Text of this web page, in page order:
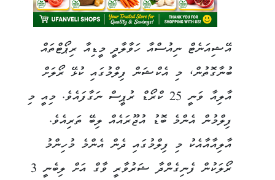
އޭޝިއަނެޓް ނިއުސްއާ ހަވާލާދީ މީޑިއާ ރިޕޯޓްތައް
ބުނާގޮތުން، މި އެކްޝަން ފިލްމުގައި ކުޅޭ ރޯލަށް
އާލިއާ ވަނީ 25 ކްރޯޑް ރުޕީސް ނަގާފައެވެ. މިއީ މި
ފިލްމުން އެންމެ ބޮޑު އުޖޫރައެއް ލިބޭ ތަރިއެވެ.
އާލިއާއާއެކު މި ފިލްމުގައި ދެން އެންމެ މުހިންމު
ރޯލަކުން ފެނިގެންދާ ޝަރުވާރީ ވާގް އަށް ލިބެނީ 3